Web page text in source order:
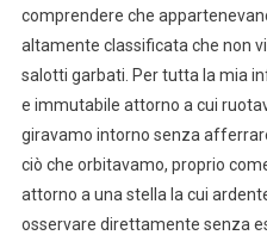
comprendere che
altamente classificata che non
salotti garbati. Per tutta la mia
e immutabile attorno a cui
giravamo intorno senza
ciò che orbitavamo, proprio
attorno a una stella la cui
osservare direttamente senza